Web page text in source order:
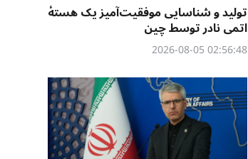
تولید و شناسایی موفقیت‌آمیز یک هستهٔ
اتمی نادر توسط چین
02:56:48 2026-08-05